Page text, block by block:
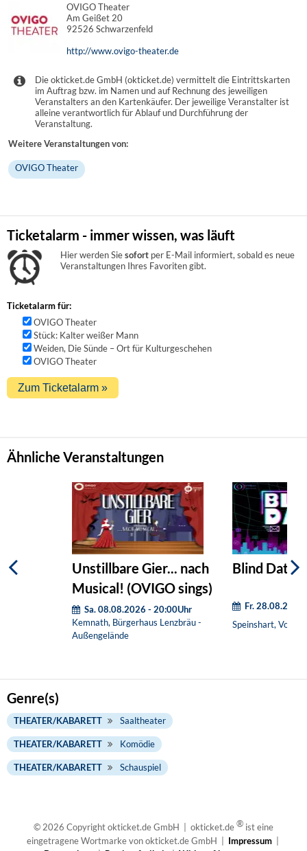
OVIGO Theater
Am Geißet 20
92526 Schwarzenfeld
http://www.ovigo-theater.de
Die okticket.de GmbH (okticket.de) vermittelt die Eintrittskarten
im Auftrag bzw. im Namen und auf Rechnung des jeweiligen
Veranstalters an den Kartenkäufer. Der jeweilige Veranstalter ist
alleine verantwortlich für Ablauf und Durchführung der
Veranstaltung.
Weitere Veranstaltungen von:
OVIGO Theater
Ticketalarm - immer wissen, was läuft
Hier werden Siesofort per E-Mail informiert, sobald es neue
Veranstaltungen Ihres Favoriten gibt.
Ticketalarm für:
OVIGO Theater
Stück: Kalter weißer Mann
Weiden, Die Sünde – Ort für Kulturgeschehen
OVIGO Theater
Ähnliche Veranstaltungen
Unstillbare Gier... nach
Musical! (OVIGO sings)
Sa. 08.08.2026 - 20:00Uhr
Kemnath, Bürgerhaus Lenzbräu -
Außengelände
Blind Date
Fr.
Speinshart,
Genre(s)
THEATER/KABARETT Saaltheater
THEATER/KABARETT Komödie
THEATER/KABARETT Schauspiel
© 2026 Copyright okticket.de GmbH | okticket.de® ist eine
eingetragene Wortmarke von okticket.de GmbH | Impressum|